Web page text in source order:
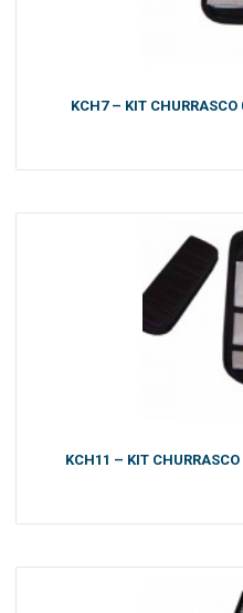
KCH7 – KIT
KCH11 – KIT